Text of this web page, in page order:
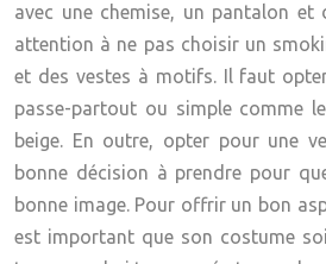
avec une chemise, un pantalon et
attention à ne pas choisir un
et des vestes à motifs. Il faut
passe-partout ou simple comme
beige. En outre, opter pour une
bonne décision à prendre pour
bonne image. Pour offrir un bon
est important que son costume